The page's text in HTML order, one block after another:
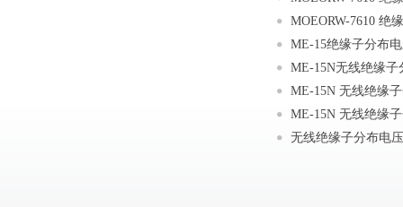
ME-15绝缘子分布
无线绝缘子分布电